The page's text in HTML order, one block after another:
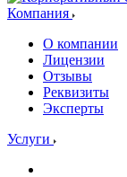
Компания
О компании
Лицензии
Отзывы
Реквизиты
Эксперты
Услуги